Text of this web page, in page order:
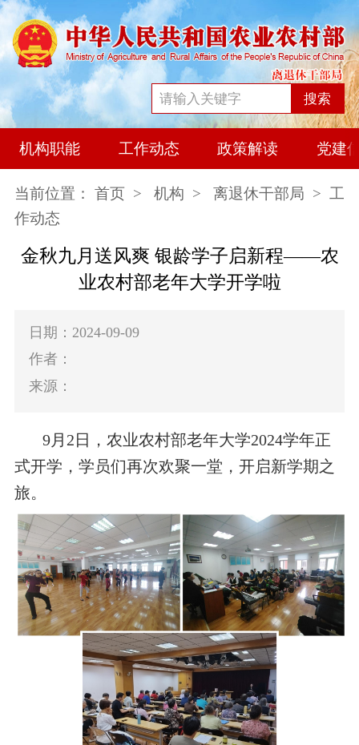
搜索
机构职能 工作动态 政策解读 党建
当前位置： 首页 > 机构 > 离退休干部局 > 工
作动态
金秋九月送风爽 银龄学子启新程——农
业农村部老年大学开学啦
日期：2024-09-09
作者：
来源：
9月2日， 农业农村部老年大学2024学年正
式开学，学员们再次欢聚一堂，开启新学期之
旅。